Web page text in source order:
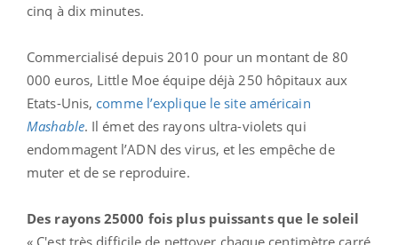
cinq à dix minutes.
Commercialisé depuis 2010 pour un montant de 80
000 euros, Little Moe équipe déjà 250 hôpitaux aux
Etats-Unis, comme l’explique le site américain
Mashable. Il émet des rayons ultra-violets qui
endommagent l’ADN des virus, et les empêche de
muter et de se reproduire.
Des rayons 25000 fois plus puissants que le soleil
« C'est très difficile de nettoyer chaque centimètre carré